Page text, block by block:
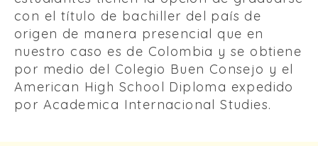
con el título de bachiller del país de
origen de manera presencial que en
nuestro caso es de Colombia y se obtiene
por medio del Colegio Buen Consejo y el
American High School Diploma expedido
por Academica Internacional Studies.